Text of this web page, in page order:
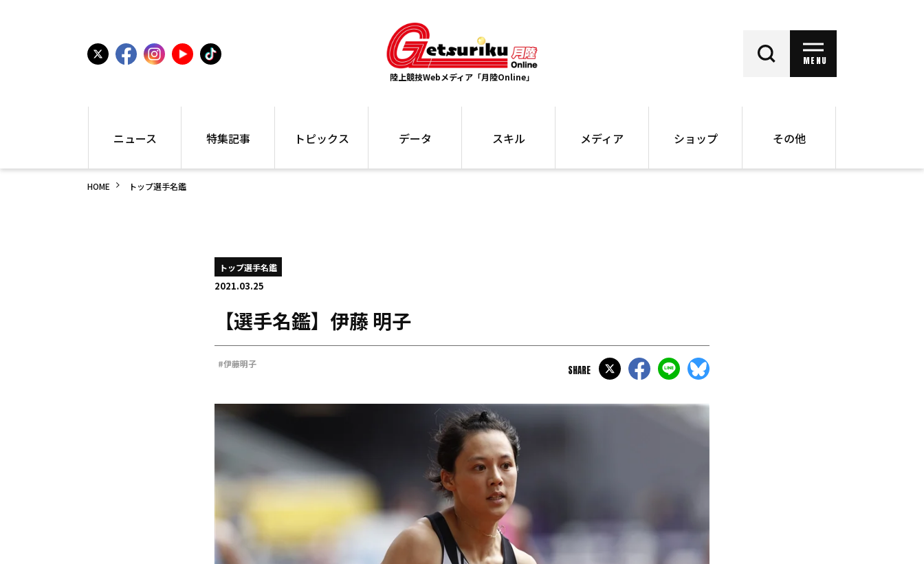
陸上競技Webメディア「月陸Online」
MENU
ニュース
国内
特集記事
世界陸上
アラカルト
トピックス
アイテム
データ
日本学連加盟大学
スキル メディア ショップ その他
HOME トップ選手名鑑
トップ選手名鑑
2021.03.25
【選手名鑑】伊藤 明子
#伊藤明子 SHARE